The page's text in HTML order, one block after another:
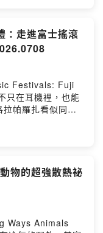
：走進富士搖滾
Festivals: Fuji
帕羅扎看似同樣
地的人聚在一
物的超強散熱祕
Ways Animals